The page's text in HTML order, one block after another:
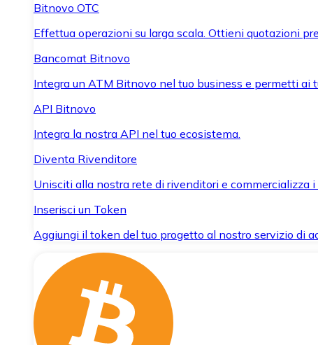
Bitnovo OTC
Effettua operazioni su larga scala. Ottieni quotazioni
Bancomat Bitnovo
Integra un ATM Bitnovo nel tuo business e permetti
API Bitnovo
Integra la nostra API nel tuo ecosistema.
Diventa Rivenditore
Unisciti alla nostra rete di rivenditori e commercializza
Inserisci un Token
Aggiungi il token del tuo progetto al nostro servizio di